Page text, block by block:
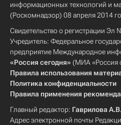
информационных технологий и
(Роскомнадзор) 08 апреля 2014
Свидетельство о регистрации
Учредитель: Федеральное
предприятие Международное
«Россия сегодня» (МИА «Россия
Правила использования
Политика конфиденциальности
Правила применения
Главный редактор: Гаврилова А.В.
Адрес электронной почты